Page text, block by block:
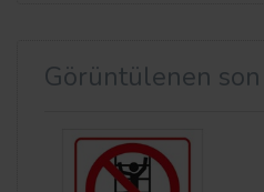
Görüntülenen